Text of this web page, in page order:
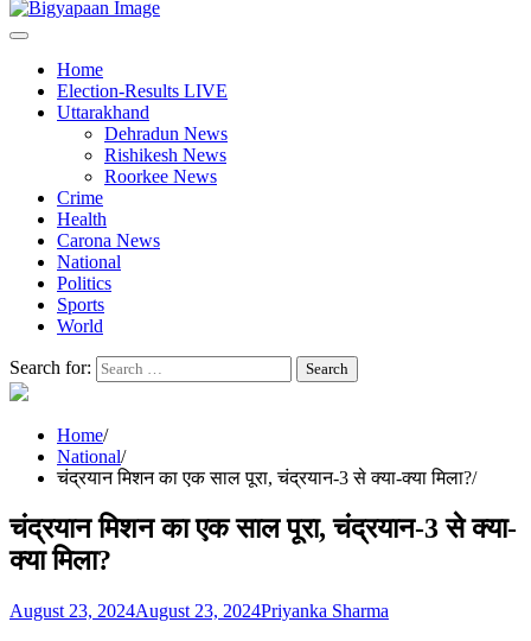
Home
Election-Results LIVE
Uttarakhand
Dehradun News
Rishikesh News
Roorkee News
Crime
Health
Carona News
National
Politics
Sports
World
Search for:
Home
National
चंद्रयान मिशन का एक साल पूरा, चंद्रयान-3 से क्या-क्या मिला?
चंद्रयान मिशन का एक साल पूरा, चंद्रयान-3 से क्या-
क्या मिला?
August 23, 2024August 23, 2024Priyanka Sharma